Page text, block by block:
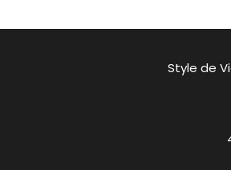
Style de